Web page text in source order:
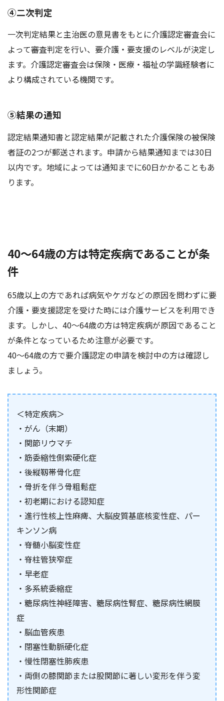
④二次判定
一次判定結果と主治医の意見書をもとに介護認定審査会に
よって審査判定を行い、要介護・要支援のレベルが決定し
ます。介護認定審査会は保険・医療・福祉の学識経験者に
より構成されている機関です。
⑤結果の通知
認定結果通知書と認定結果が記載された介護保険の被保険
者証の2つが郵送されます。申請から結果通知までは30日
以内です。地域によっては通知までに60日かかることもあ
ります。
40～64歳の方は特定疾病であることが条
件
65歳以上の方であれば病気やケガなどの原因を問わずに要
介護・要支援認定を受けた時には介護サービスを利用でき
ます。しかし、40～64歳の方は特定疾病が原因であること
が条件となっているため注意が必要です。
40～64歳の方で要介護認定の申請を検討中の方は確認し
ましょう。
＜特定疾病＞
・がん（末期）
・関節リウマチ
・筋委縮性側索硬化症
・後縦靱帯骨化症
・骨折を伴う骨粗鬆症
・初老期における認知症
・進行性核上性麻痺、大脳皮質基底核変性症、パー
キンソン病
・脊髄小脳変性症
・脊柱管狭窄症
・早老症
・多系統委縮症
・糖尿病性神経障害、糖尿病性腎症、糖尿病性網膜
症
・脳血管疾患
・閉塞性動脈硬化症
・慢性閉塞性肺疾患
・両側の膝関節または股関節に著しい変形を伴う変
形性関節症